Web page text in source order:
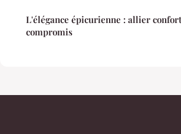
L'élégance épicurienne : allier
compromis